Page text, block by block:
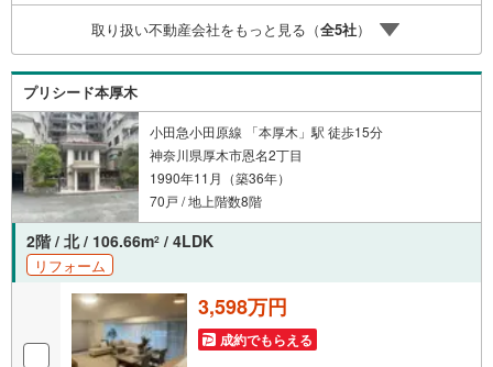
ュレーションライフプランにあった資金計画や、住宅ロー
ンのご相談など。○キッズスペースもご用意しております○
お車の無料提携駐車場がございます詳しくは営業スタッフ
よりお伝えさせて頂きます。なんでもお気軽にお申し付け
くださいませ。
取り扱い不動産会社をもっと見る（全5社）
プリシード本厚木
小田急小田原線 「本厚木」駅 徒歩15分
神奈川県厚木市恩名2丁目
1990年11月（築36年）
70戸 / 地上階数8階
2階 / 北 / 106.66m2 / 4LDK
リフォーム
3,598万円
成約でもらえる